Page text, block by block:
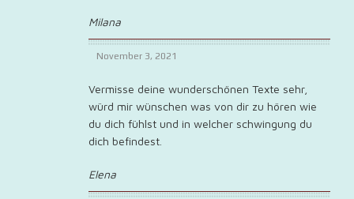
Milana
November 3, 2021
Vermisse deine wunderschönen Texte sehr,
würd mir wünschen was von dir zu hören wie
du dich fühlst und in welcher schwingung du
dich befindest.
Elena